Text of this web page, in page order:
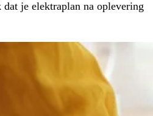
je elektraplan na oplevering